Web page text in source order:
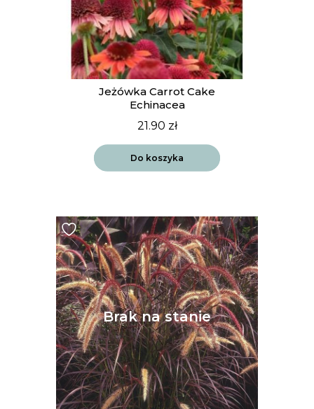
Jeżówka Carrot Cake
Echinacea
21.90 zł
Do koszyka